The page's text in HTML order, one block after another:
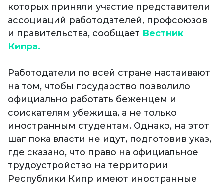
которых приняли участие представители
ассоциаций работодателей, профсоюзов
и правительства, сообщает Вестник
Кипра.
Работодатели по всей стране настаивают
на том, чтобы государство позволило
официально работать беженцем и
соискателям убежища, а не только
иностранным студентам. Однако, на этот
шаг пока власти не идут, подготовив указ,
где сказано, что право на официальное
трудоустройство на территории
Республики Кипр имеют иностранные